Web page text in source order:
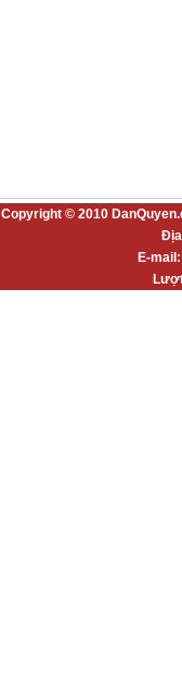
Copyright © 2010
E-